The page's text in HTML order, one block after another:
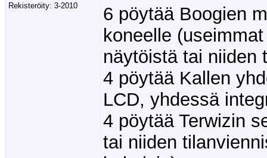
Rekisteröity: 3-2010
6 pöytää Boogien
koneelle
näytöistä tai niiden
4 pöytää Kallen
LCD, yhdessä
4 pöytää Terwizin
tai niiden